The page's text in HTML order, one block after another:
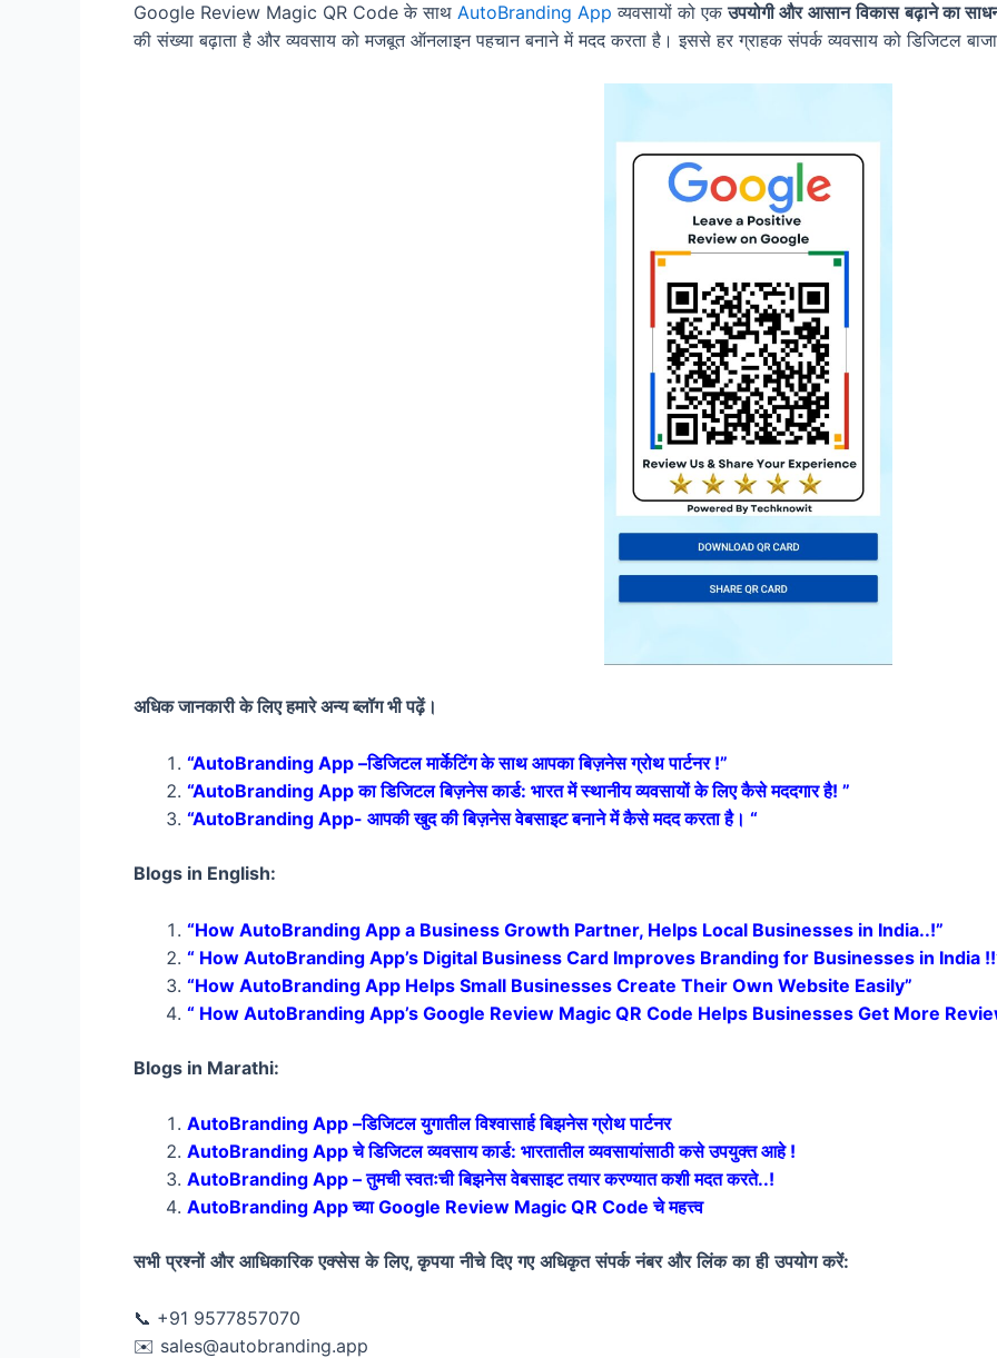
Google Review Magic QR Code के साथ AutoBranding App व्यवसायों को एकउपयोगी और आसान विकास बढ़ाने का
की संख्या बढ़ाता है और व्यवसाय को मजबूत ऑनलाइन पहचान बनाने में मदद करता है। इससे हर ग्राहक संपर्क व्यवसाय को डिजिटल
अधिक जानकारी के लिए हमारे अन्य ब्लॉग भी पढ़ें।
“AutoBranding App –डिजिटल मार्केटिंग के साथ आपका बिज़नेस ग्रोथ पार्टनर !”
“AutoBranding App का डिजिटल बिज़नेस कार्ड: भारत में स्थानीय व्यवसायों के लिए कैसे मददगार है! ”
“AutoBranding App- आपकी खुद की बिज़नेस वेबसाइट बनाने में कैसे मदद करता है। “
Blogs in English:
“How AutoBranding App a Business Growth Partner, Helps Local Businesses in India..!”
“ How AutoBranding App’s Digital Business Card Improves Branding for Businesses in India
“How AutoBranding App Helps Small Businesses Create Their Own Website Easily”
“ How AutoBranding App’s Google Review Magic QR Code Helps Businesses Get More
Blogs in Marathi:
AutoBranding App –डिजिटल युगातील विश्वासार्ह बिझनेस ग्रोथ पार्टनर
AutoBranding App चे डिजिटल व्यवसाय कार्ड: भारतातील व्यवसायांसाठी कसे उपयुक्त आहे !
AutoBranding App – तुमची स्वतःची बिझनेस वेबसाइट तयार करण्यात कशी मदत करते..!
AutoBranding App च्या Google Review Magic QR Code चे महत्त्व
सभी प्रश्नों और आधिकारिक एक्सेस के लिए,कृपया नीचे दिए गए अधिकृत संपर्क नंबर और लिंक का ही उपयोग करें:
📞 +91 9577857070
✉️ sales@autobranding.app